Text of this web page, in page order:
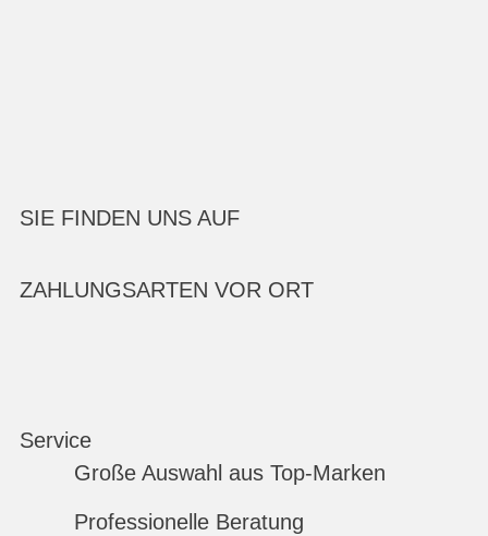
SIE FINDEN UNS AUF
ZAHLUNGSARTEN VOR ORT
Service
Große Auswahl aus Top-Marken
Professionelle Beratung